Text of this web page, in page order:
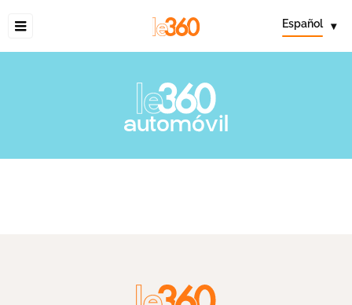
Español ▾
automóvil